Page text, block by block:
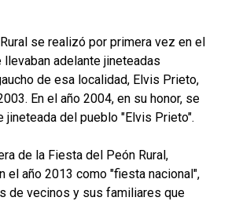
se realizó por primera vez en el
adelante jineteadas
de esa localidad, Elvis Prieto,
En el año 2004, en su honor, se
jineteada del pueblo "Elvis Prieto".
de la Fiesta del Peón Rural,
el año 2013 como "fiesta nacional",
de vecinos y sus familiares que